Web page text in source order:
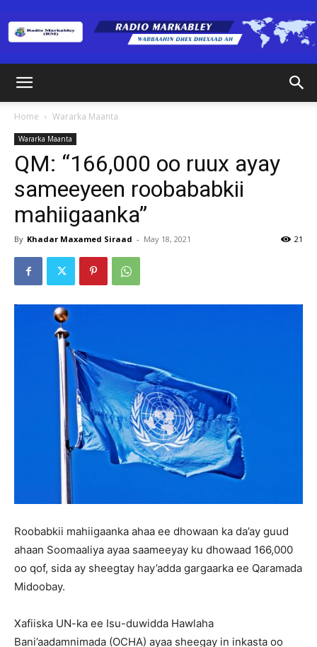
Home Wararka Maanta
Wararka Maanta
QM: “166,000 oo ruux ayay
sameeyeen roobababkii
mahiigaanka”
By Khadar Maxamed Siraad - May 18, 2021 21
Roobabkii mahiigaanka ahaa ee dhowaan ka da’ay guud
ahaan Soomaaliya ayaa saameeyay ku dhowaad 166,000
oo qof, sida ay sheegtay hay’adda gargaarka ee Qaramada
Midoobay.
Xafiiska UN-ka ee Isu-duwidda Hawlaha
Bani’aadamnimada (OCHA) ayaa sheegay in inkasta oo